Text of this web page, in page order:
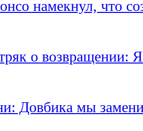
намекнул, что
о возвращении:
Довбика мы